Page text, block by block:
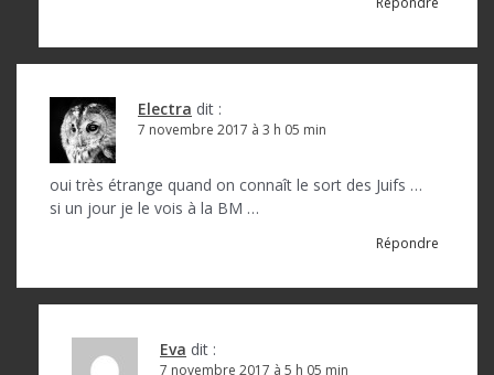
Electra dit :
7 novembre 2017 à 3 h 05 min
oui très étrange quand on connaît le sort des Juifs …
si un jour je le vois à la BM …
Répondre
Eva dit :
7 novembre 2017 à 5 h 05 min